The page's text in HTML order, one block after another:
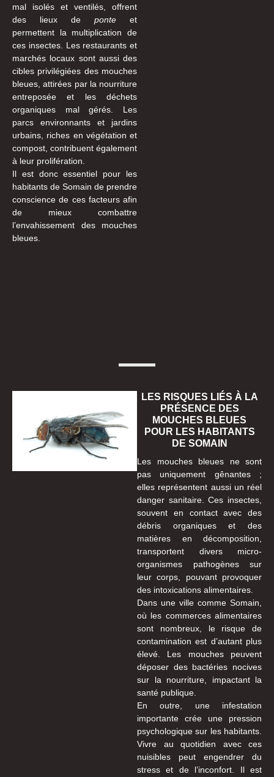
mal isolés et ventilés, offrent
des lieux de ponte et
permettent la multiplication de
ces insectes. Les restaurants et
marchés locaux sont aussi des
cibles privilégiées des mouches
bleues, attirées par la nourriture
entreposée et les déchets
organiques mal gérés. Les
parcs environnants et jardins
urbains, riches en végétation et
compost, contribuent également
à leur prolifération.
Il est donc essentiel pour les
habitants de Somain de prendre
conscience de ces facteurs afin
de mieux combattre
l’envahissement des mouches
bleues.
LES RISQUES LIÉS À LA
PRÉSENCE DES
MOUCHES BLEUES
POUR LES HABITANTS
DE SOMAIN
Les mouches bleues ne sont
pas uniquement gênantes ;
elles représentent aussi un réel
danger sanitaire. Ces insectes,
souvent en contact avec des
débris organiques et des
matières en décomposition,
transportent divers micro-
organismes pathogènes sur
leur corps, pouvant provoquer
des intoxications alimentaires.
Dans une ville comme Somain,
où les commerces alimentaires
sont nombreux, le risque de
contamination est d’autant plus
élevé. Les mouches peuvent
déposer des bactéries nocives
sur la nourriture, impactant la
santé publique.
En outre, une infestation
importante crée une pression
psychologique sur les habitants.
Vivre au quotidien avec ces
nuisibles peut engendrer du
stress et de l’inconfort. Il est